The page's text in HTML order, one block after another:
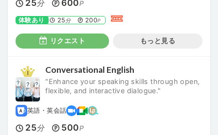
25分 600P
体験あり 25分 200P
リクエスト もっと見る
Conversational English
"Enhance your speaking skills through open,
flexible, and interactive dialogue."
英語・英会話
25分 500P